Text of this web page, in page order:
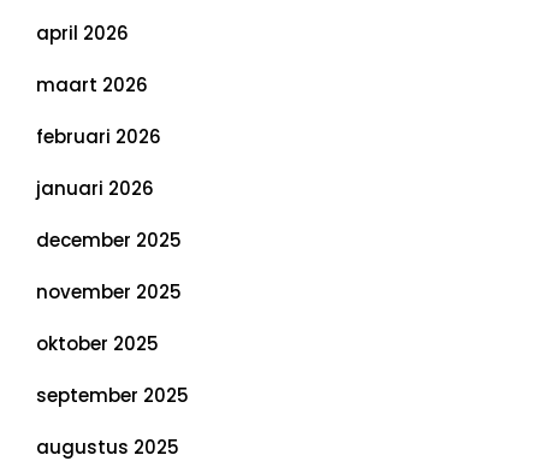
april 2026
maart 2026
februari 2026
januari 2026
december 2025
november 2025
oktober 2025
september 2025
augustus 2025